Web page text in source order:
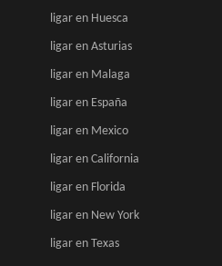
ligar en Huesca
ligar en Asturias
ligar en Malaga
ligar en España
ligar en Mexico
ligar en California
ligar en Florida
ligar en New York
ligar en Texas